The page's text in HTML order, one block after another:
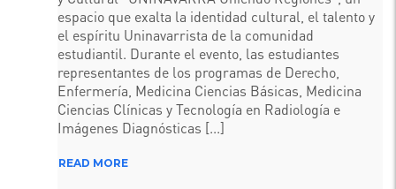
CON
LA
IMPOSICIÓN
A
SUS
CANDIDATAS
espacio que exalta la identidad cultural, el talento y
el espíritu Uninavarrista de la comunidad
estudiantil. Durante el evento, las estudiantes
representantes de los programas de Derecho,
Enfermería, Medicina Ciencias Básicas, Medicina
Ciencias Clínicas y Tecnología en Radiología e
Imágenes Diagnósticas [...]
READ MORE